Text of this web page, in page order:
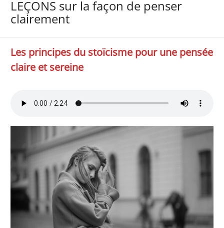
LEÇONS sur la façon de penser
clairement
Les principes du stoïcisme pour une pensée
claire et sereine